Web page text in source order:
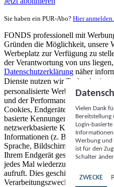
Sie haben ein PUR-Abo? Hier anmelden.
FONDS professionell mit
Gründen die Möglichkeit, unsere
Werbeplatz zur Verfügung zu
der Verantwortung von uns
Datenschutzerklärung näher
Dienste nutzen wir Technologien
personalisierte Werbung und
und der Performance von
Cookies, Endgeräte- oder
basierte Kennungen, zufällig
netzwerkbasierte Kennungen)
Informationen (z. B. Browsertyp
Sprache, Bildschirmgröße,
Ihrem Endgerät gespeichert oder
jedes Mal wiederzuerkennen,
aufruft. Dies geschieht für einen
Verarbeitungszwecke.
Vielen Dank
Bereitstellung
Login-
Informationen
Werbung und
ist für den
Schalter
ZWECKE